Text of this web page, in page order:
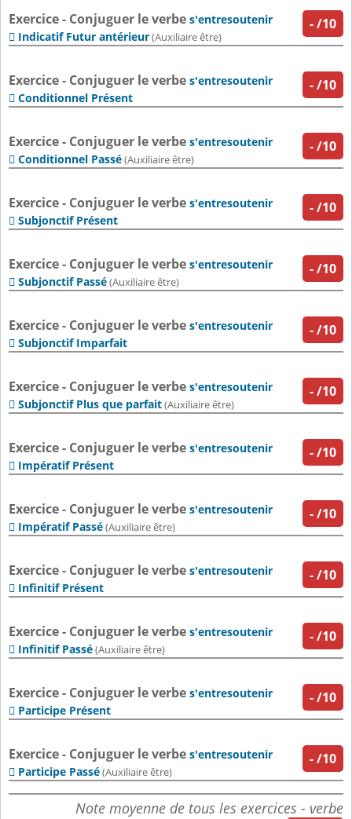
-/10
Exercice - Conjuguer le verbe s'entresoutenir
 Indicatif Futur antérieur(Auxiliaire être)
-/10
Exercice - Conjuguer le verbe s'entresoutenir
 Conditionnel Présent
-/10
Exercice - Conjuguer le verbe s'entresoutenir
 Conditionnel Passé(Auxiliaire être)
-/10
Exercice - Conjuguer le verbe s'entresoutenir
 Subjonctif Présent
-/10
Exercice - Conjuguer le verbe s'entresoutenir
 Subjonctif Passé(Auxiliaire être)
-/10
Exercice - Conjuguer le verbe s'entresoutenir
 Subjonctif Imparfait
-/10
Exercice - Conjuguer le verbe s'entresoutenir
 Subjonctif Plus que parfait(Auxiliaire être)
-/10
Exercice - Conjuguer le verbe s'entresoutenir
 Impératif Présent
-/10
Exercice - Conjuguer le verbe s'entresoutenir
 Impératif Passé(Auxiliaire être)
-/10
Exercice - Conjuguer le verbe s'entresoutenir
 Infinitif Présent
-/10
Exercice - Conjuguer le verbe s'entresoutenir
 Infinitif Passé(Auxiliaire être)
-/10
Exercice - Conjuguer le verbe s'entresoutenir
 Participe Présent
-/10
Exercice - Conjuguer le verbe s'entresoutenir
 Participe Passé(Auxiliaire être)
Note moyenne de tous les exercices - verbe